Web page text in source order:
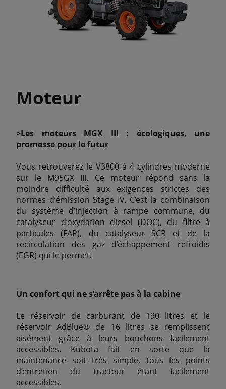
Moteur
>Les moteurs MGX III : écologiques, une
promesse pour le futur
Vous retrouverez le V3800 à 4 cylindres moderne
sur le M95GX III. Ce moteur répond sans la
moindre difficulté aux exigences strictes des
normes d’émission Stage IV. C’est la combinaison
du système d’injection à rampe commune, du
catalyseur d’oxydation diesel (DOC), du filtre à
particules (FAP), du catalyseur SCR et de la
recirculation des gaz d’échappement refroidis
(EGR) qui le permet.
Un confort qui ne s’arrête pas à la cabine
Le réservoir de carburant de 190 litres et le
réservoir AdBlue® de 16 litres se remplissent
aisément grâce à leurs bouchons facilement
accessibles. Kubota fait en sorte que la
maintenance soit très simple, tous les points
d’entretien du tracteur étant facilement
accessibles.